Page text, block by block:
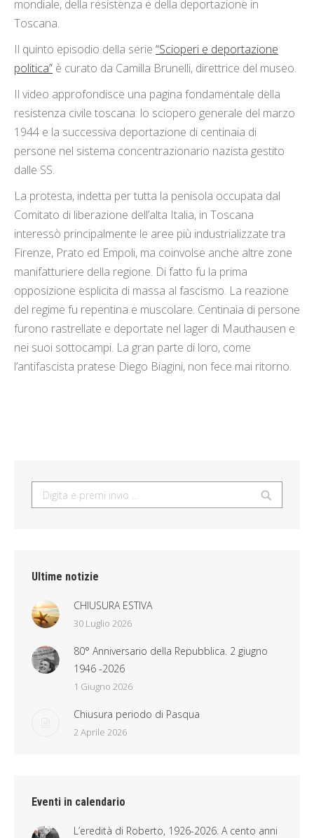
mondiale, della resistenza e della deportazione in
Toscana.
Il quinto episodio della serie “Scioperi e deportazione
politica” è curato da Camilla Brunelli, direttrice del museo.
Il video approfondisce una pagina fondamentale della
resistenza civile toscana: lo sciopero generale del marzo
1944 e la successiva deportazione di centinaia di
persone nel sistema concentrazionario nazista gestito
dalle SS.
La protesta, indetta per tutta la penisola occupata dal
Comitato di liberazione dell’alta Italia, in Toscana
interessò principalmente le aree più industrializzate tra
Firenze, Prato ed Empoli, ma coinvolse anche altre zone
manifatturiere della regione. Di fatto fu la prima
opposizione esplicita di massa al fascismo. La reazione
del regime fu repentina e muscolare. Centinaia di persone
furono rastrellate e deportate nel lager di Mauthausen e
nei suoi sottocampi. La gran parte di loro, come
l’antifascista pratese Diego Biagini, non fece mai ritorno.
Search:
Ultime notizie
CHIUSURA ESTIVA
30 Luglio 2026
80° Anniversario della Repubblica. 2 giugno
1946 -2026
1 Giugno 2026
Chiusura periodo di Pasqua
2 Aprile 2026
Eventi in calendario
L’eredità di Roberto, 1926-2026. A cento anni